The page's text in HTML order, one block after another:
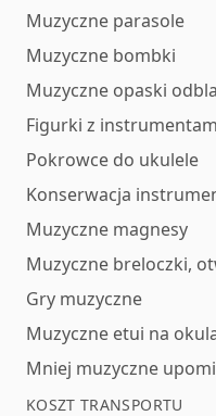
Muzyczne parasole
Muzyczne bombki
Muzyczne opaski
Figurki z
Pokrowce do ukulele
Konserwacja
Muzyczne magnesy
Muzyczne breloczki,
Gry muzyczne
Muzyczne etui na
Mniej muzyczne
KOSZT TRANSPORTU